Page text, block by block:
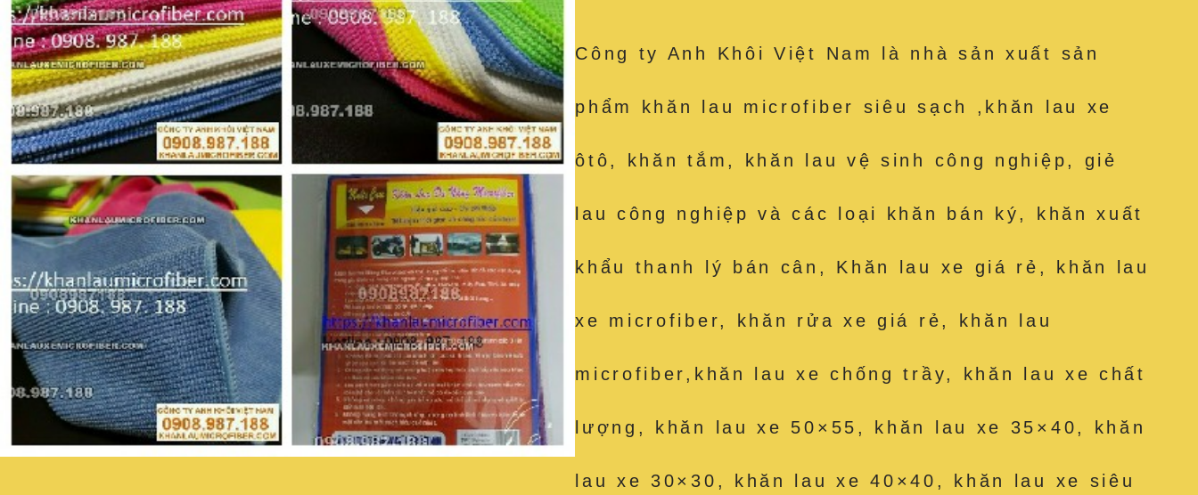
Công ty Anh Khôi Việt Nam là nhà sản xuất sản
phẩm khăn lau microfiber siêu sạch ,khăn lau xe
ôtô, khăn tắm, khăn lau vệ sinh công nghiệp, giẻ
lau công nghiệp và các loại khăn bán ký, khăn xuất
khẩu thanh lý bán cân, Khăn lau xe giá rẻ, khăn lau
xe microfiber, khăn rửa xe giá rẻ, khăn lau
microfiber,khăn lau xe chống trầy, khăn lau xe chất
lượng, khăn lau xe 50×55, khăn lau xe 35×40, khăn
lau xe 30×30, khăn lau xe 40×40, khăn lau xe siêu